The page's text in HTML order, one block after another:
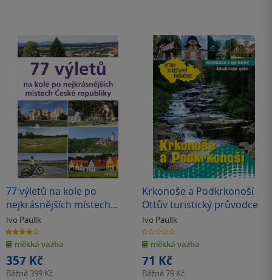
77 výletů na kole po
nejkrásnějších místech
České republiky
Ivo Paulík
4.0
z
5
hvězdiček
měkká vazba
357 Kč
Běžně 399 Kč
Krkonoše a Podkrkonoší
Ottův turistický průvodce
Ivo Paulík
0.0
z
5
hvězdiček
měkká vazba
71 Kč
Běžně79 Kč